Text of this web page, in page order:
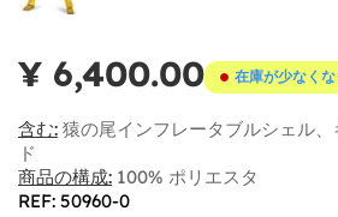
¥ 6,400.00 在庫が少なく
含む: 猿の尾インフレータブルシェル
ド
商品の構成: 100% ポリエスタ
REF: 50960-0